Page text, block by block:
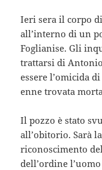
Ieri sera il corpo
all’interno di un
Foglianise. Gli
trattarsi di
essere l’omicida
enne trovata
Il pozzo è stato
all’obitorio. Sarà
riconoscimento
dell’ordine